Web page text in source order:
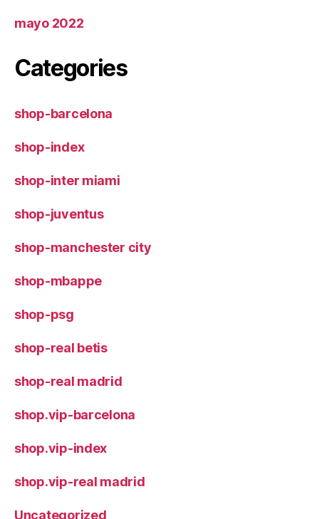
mayo 2022
Categories
shop-barcelona
shop-index
shop-inter miami
shop-juventus
shop-manchester city
shop-mbappe
shop-psg
shop-real betis
shop-real madrid
shop.vip-barcelona
shop.vip-index
shop.vip-real madrid
Uncategorized